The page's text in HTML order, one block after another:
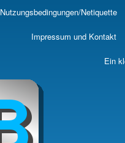
Skip
main
Nutzungsbedingungen/Netiquette
Impressum und Kontakt
Ein